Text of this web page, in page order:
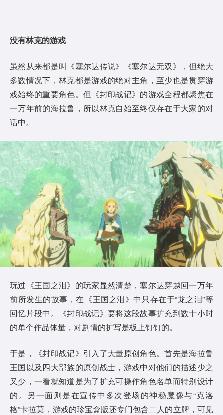
没有林克的游戏
虽然从来都是叫《塞尔达传说》《塞尔达无双》，但绝大
多数情况下，林克都是游戏的绝对主角，至少也是贯穿游
戏始终的重要角色。但《封印战记》的游戏全程都聚焦在
一万年前的海拉鲁，所以林克自始至终仅存在于大家的对
话中。
玩过《王国之泪》的玩家显然清楚，塞尔达穿越回一万年
前所发生的故事，在《王国之泪》中只存在于“龙之泪”等
回忆片段中。《封印战记》要将这段故事扩充到数十小时
的单个作品体量，对剧情的扩写是板上钉钉的。
于是，《封印战记》引入了大量原创角色。首先是海拉鲁
王国以及四大部族的原创战士，游戏中对他们的描述少之
又少，一看就知道是为了扩充可操作角色名单而特别设计
的。另一面则是在宣传中多次登场的神秘魔像与“克洛
格”卡拉莫，游戏的珍宝盒版还专门包含二人的立牌，可见